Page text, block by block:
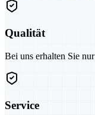
Qualität
Bei uns erhalten Sie
Service